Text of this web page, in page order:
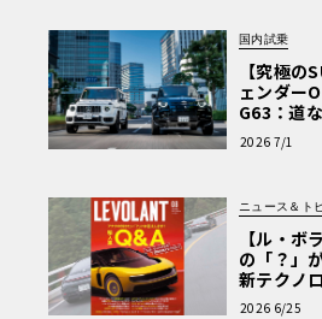
国内試乗
【究極の
ェンダー
G63：道
極的アプ
2026 7/1
ニュース＆ト
【ル・ボ
の「？」
新テクノ
車Q&A」
2026 6/25